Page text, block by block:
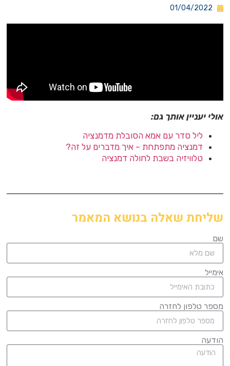
01/04/2022
אולי יעניין אותך גם:
ליל סדר עם אמא הסובלת מדמנציה
דמנציה מתפתחת – איך מדברים על זה?
טלוויזיה בשבת לחולה דמנציה
שליחת שאלה בנושא המאמר
שם
אימייל
מספר טלפון לחזרה
הודעה